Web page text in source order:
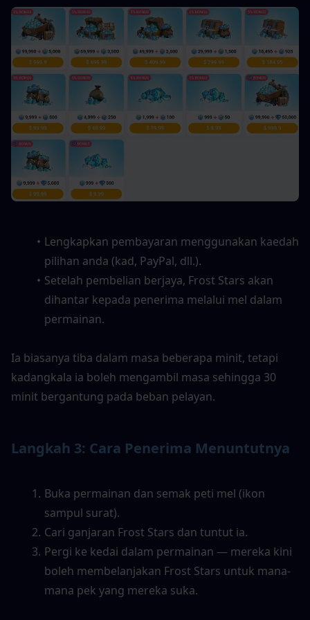
Lengkapkan pembayaran menggunakan kaedah
pilihan anda (kad, PayPal, dll.).
Setelah pembelian berjaya, Frost Stars akan
dihantar kepada penerima melalui mel dalam
permainan.
Ia biasanya tiba dalam masa beberapa minit, tetapi
kadangkala ia boleh mengambil masa sehingga 30
minit bergantung pada beban pelayan.
Langkah 3: Cara Penerima Menuntutnya
Buka permainan dan semak peti mel (ikon
sampul surat).
Cari ganjaran Frost Stars dan tuntut ia.
Pergi ke kedai dalam permainan — mereka kini
boleh membelanjakan Frost Stars untuk mana-
mana pek yang mereka suka.